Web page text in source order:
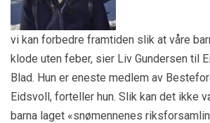
vi kan forbedre framtiden slik at våre
klode uten feber, sier Liv Gundersen til
Blad. Hun er eneste medlem av
Eidsvoll, forteller hun. Slik kan det ikke
barna laget «snømennenes